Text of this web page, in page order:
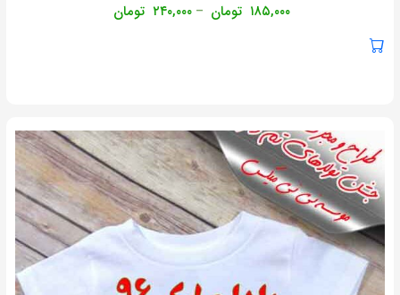
۱۸۵,۰۰۰ تومان – ۲۴۰,۰۰۰ تومان